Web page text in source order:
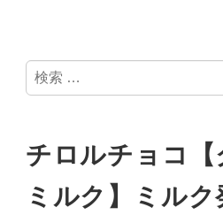
検
索
チロルチョコ
ミルク】ミル